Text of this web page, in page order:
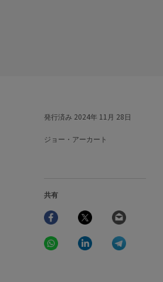
発行済み 2024年 11月 28日
ジョー・アーカート
共有
Facebook Twitter
WhatsAppLinkedIn